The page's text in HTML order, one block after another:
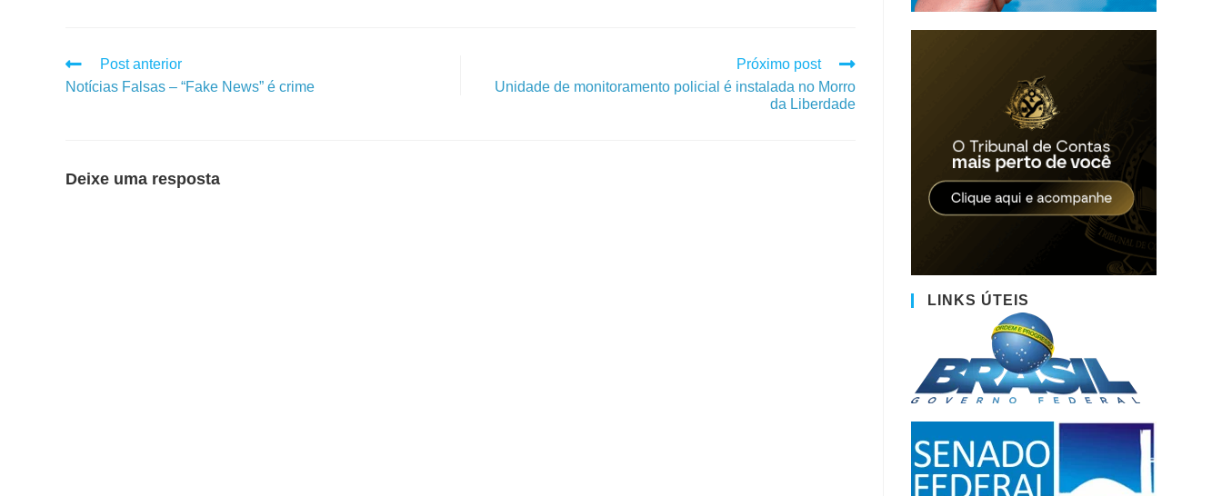
Post anterior
Notícias Falsas – “Fake News” é crime
Próximo post
Unidade de monitoramento policial é instalada no Morro
da Liberdade
Deixe uma resposta
LINKS ÚTEIS